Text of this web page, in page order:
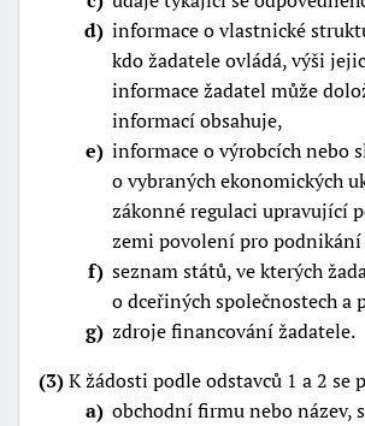
d informace o vlastnické
kdo žadatele ovládá, výši
informace žadatel může
informací obsahuje,
e informace o výrobcích nebo
o vybraných ekonomických
zákonné regulaci upravující
zemi povolení pro
f seznam států, ve kterých
o dceřiných společnostech a
g zdroje financování žadatele.
(3)K žádosti podle odstavců 1 a 2 se
a obchodní firmu nebo